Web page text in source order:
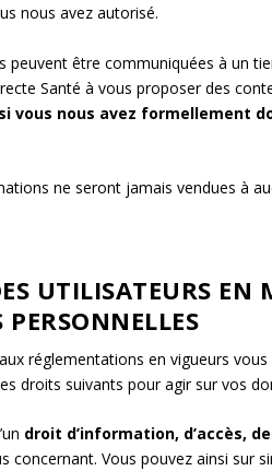
nous avez autorisé.
peuvent être communiquées à un
Santé à vous proposer des
si vous nous avez formellement
ne seront jamais vendues à
UTILISATEURS EN
PERSONNELLES
réglementations en vigueurs
droits suivants pour agir sur vos
droit d’information, d’accès,
concernant. Vous pouvez ainsi sur